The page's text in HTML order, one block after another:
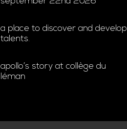
a place to discover and develop
talents.
apollo’s story at collège du
léman